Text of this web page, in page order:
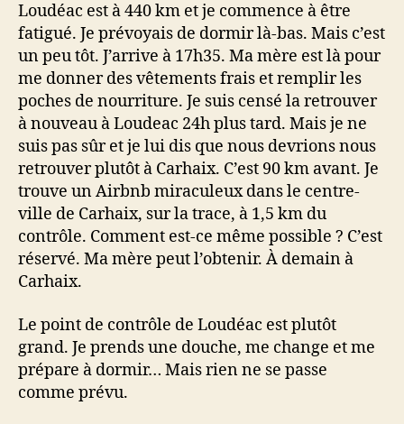
Loudéac est à 440 km et je commence à être
fatigué. Je prévoyais de dormir là-bas. Mais c’est
un peu tôt. J’arrive à 17h35. Ma mère est là pour
me donner des vêtements frais et remplir les
poches de nourriture. Je suis censé la retrouver
à nouveau à Loudeac 24h plus tard. Mais je ne
suis pas sûr et je lui dis que nous devrions nous
retrouver plutôt à Carhaix. C’est 90 km avant. Je
trouve un Airbnb miraculeux dans le centre-
ville de Carhaix, sur la trace, à 1,5 km du
contrôle. Comment est-ce même possible ? C’est
réservé. Ma mère peut l’obtenir. À demain à
Carhaix.
Le point de contrôle de Loudéac est plutôt
grand. Je prends une douche, me change et me
prépare à dormir… Mais rien ne se passe
comme prévu.